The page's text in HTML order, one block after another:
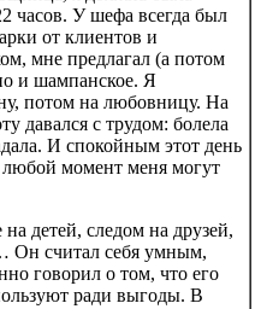
часов. У шефа всегда был
от клиентов и
мне предлагал (а потом
и шампанское. Я
потом на любовницу. На
давался с трудом: болела
И спокойным этот день
любой момент меня могут
детей, следом на друзей,
Он считал себя умным,
говорил о том, что его
ради выгоды. В